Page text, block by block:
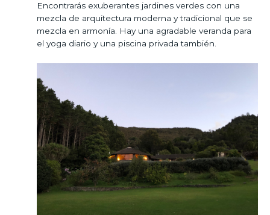
Encontrarás exuberantes jardines verdes con una
mezcla de arquitectura moderna y tradicional que se
mezcla en armonía. Hay una agradable veranda para
el yoga diario y una piscina privada también.